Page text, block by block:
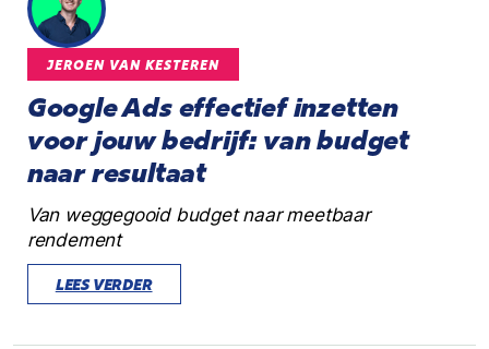
JEROEN VAN KESTEREN
Google Ads effectief inzetten
voor jouw bedrijf: van budget
naar resultaat
Van weggegooid budget naar meetbaar
rendement
LEES VERDER